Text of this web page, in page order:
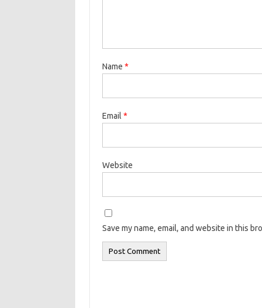
Name *
Email *
Website
Save my name, email, and website in this